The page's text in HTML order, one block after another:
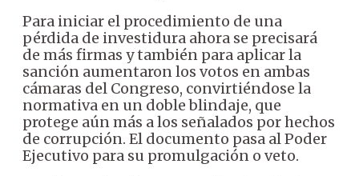
Para iniciar el procedimiento de una
pérdida de investidura ahora se precisará
de más firmas y también para aplicar la
sanción aumentaron los votos en ambas
cámaras del Congreso, convirtiéndose la
normativa en un doble blindaje, que
protege aún más a los señalados por hechos
de corrupción. El documento pasa al Poder
Ejecutivo para su promulgación o veto.